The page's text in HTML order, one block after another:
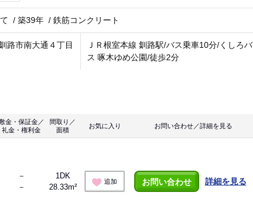
/築39年 /鉄筋コンクリート
路市南大通４丁目
ＪＲ根室本線 釧路駅/バス乗車10分/くしろバ
ス 啄木ゆめ公園/徒歩2分
金・保証金／
礼金・権利金
間取り／
面積
お気に入り お問い合わせ／詳細を見る
－
－
1DK
28.33m²
追加 お問い合わせ 詳細を見る